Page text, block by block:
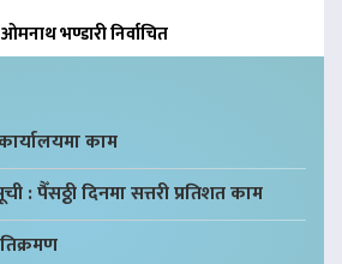
भण्डारी निर्वाचित
काम
: पैँसठ्ठी दिनमा सत्तरी प्रतिशत काम